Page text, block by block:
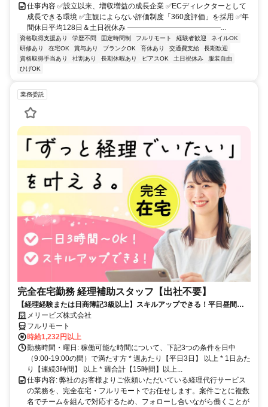
仕事内容 ✅設立以来、増収増益の成長企業 ✅ECディレクターとして
成長できる環境 ✅主観によらない評価制度「360度評価」を採用 ✅年
間休日平均128日＆土日祝休み ―――――――――――――...
資格取得支援あり 学歴不問 固定時間制 フルリモート 経験者歓迎
ネイルOK
研修あり
在宅OK 賞与あり ブランクOK 育休あり 交通費支給
長期歓迎
資格取得手当あり
社割あり 長期休暇あり ピアスOK 土日祝休み
服装自由
ひげOK
業務委託
完全在宅勤務 経理補助スタッフ【出社不要】
【経理経験または日商簿記3級以上】スキルアップできる！平日昼間３h
～。完全在宅で育児・介護中の方も大歓迎♪
メリービズ株式会社
フルリモート
時給1,232円以上
勤務時間・曜日: 稼働可能な時間について、下記3つの条件を日中
（9:00-19:00の間）で満たす方 * 週あたり【平日3日】 以上 * 1日あた
り【連続3時間】 以上 * 週合計【15時間】以上...
仕事内容: 弊社のお客様よりご依頼いただいている経理代行サービス
の業務を、完全在宅・フルリモートでお任せします。案件ごとに複数
名でチームを組んで対応するため、フォローし合いながら働くことが